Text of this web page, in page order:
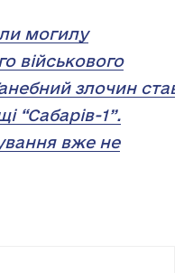
могилу
військового
злочин
“Сабарів-1”.
вже не